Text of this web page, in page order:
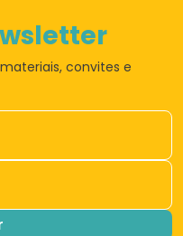
convites e